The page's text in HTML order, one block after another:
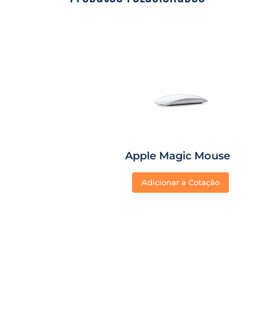
Apple Magic Mouse
Adicionar a Cotação